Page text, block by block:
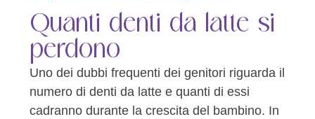
Quanti denti da latte si
perdono
Uno dei dubbi frequenti dei genitori riguarda il
numero di denti da latte e quanti di essi
cadranno durante la crescita del bambino. In